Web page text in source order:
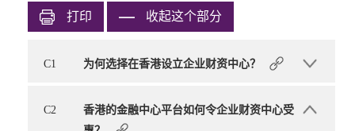
打印 收起这个部分
C1 为何选择在香港设立企业财资中心？
C2
香港的金融中心平台如何令企业财资中心受